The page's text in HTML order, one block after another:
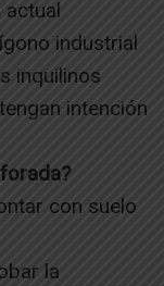
actual
industrial
inquilinos
intención
con suelo
la